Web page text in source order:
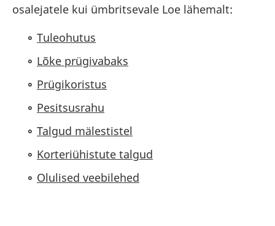
osalejatele kui ümbritsevale Loe lähemalt:
Tuleohutus
Lõke prügivabaks
Prügikoristus
Pesitsusrahu
Talgud mälestistel
Korteriühistute talgud
Olulised veebilehed